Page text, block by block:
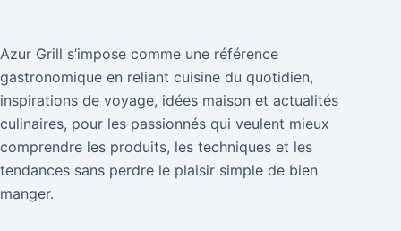
Azur Grill s’impose comme une référence
gastronomique en reliant cuisine du quotidien,
inspirations de voyage, idées maison et actualités
culinaires, pour les passionnés qui veulent mieux
comprendre les produits, les techniques et les
tendances sans perdre le plaisir simple de bien
manger.